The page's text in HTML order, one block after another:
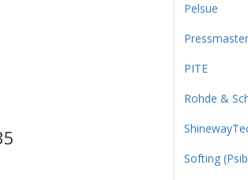
Pelsue
Pressmaster
PITE
Rohde &
Softing